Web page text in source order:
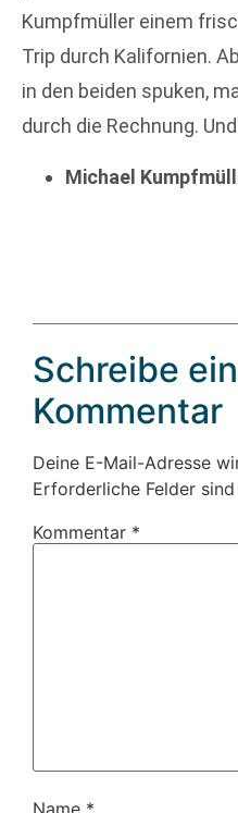
Kumpfmüller einem
Trip durch Kalifornien.
in den beiden spuken,
durch die Rechnung.
Michael
Schreibe
Kommentar
Deine E-Mail-Adresse
Erforderliche Felder
Kommentar *
Name *